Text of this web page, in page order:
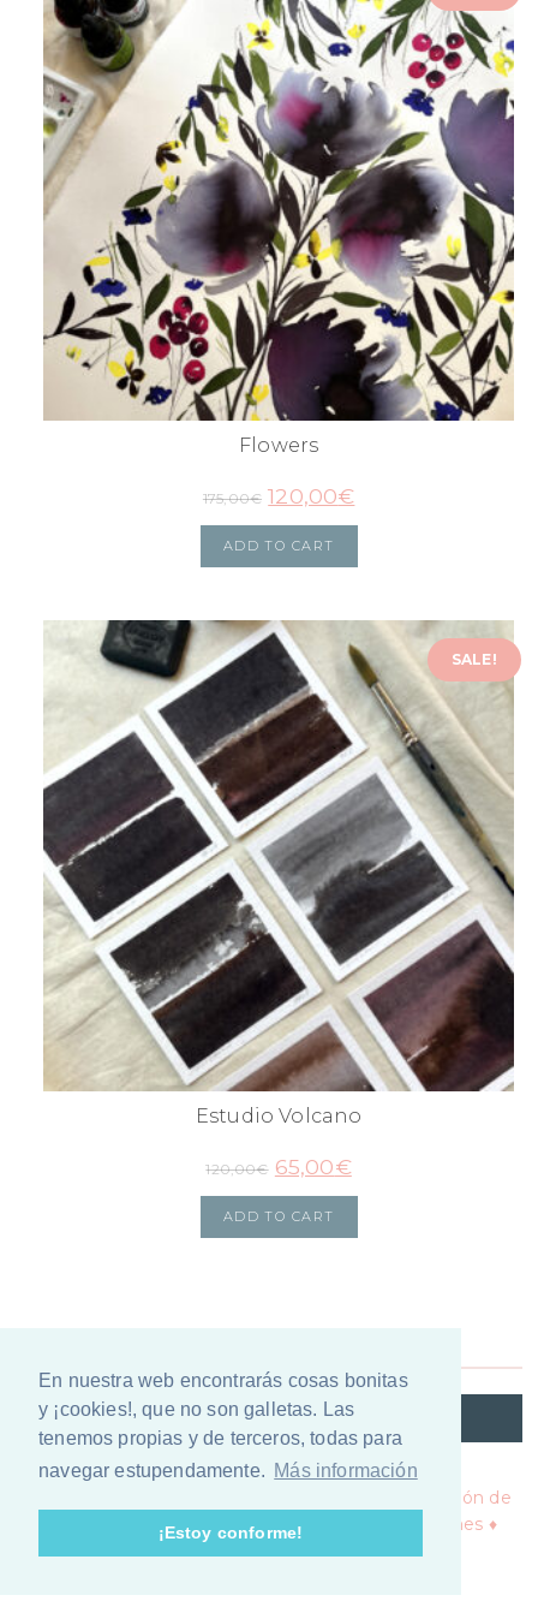
En nuestra web encontrarás cosas bonitas
y ¡cookies!, que no son galletas. Las
tenemos propias y de terceros, todas para
navegar estupendamente. Más información
¡Estoy conforme!
Flowers
175,00€ 120,00€
ADD TO CART
SALE!
Estudio Volcano
120,00€ 65,00€
ADD TO CART
@VIANAILUSTRACION
Política de privacidad y protección de
Política de cookies ♦
Términos y Condiciones ♦
Theme byLovely Confetti